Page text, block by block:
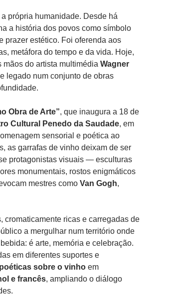
própria humanidade. Desde há
a história dos povos como símbolo
prazer estético. Foi oferenda aos
metáfora do tempo e da vida. Hoje,
mãos do artista multimédia Wagner
legado num conjunto de obras
Obra de Arte”, que inaugura a 18 de
Cultural Penedo da Saudade, em
sensorial e poética ao
as garrafas de vinho deixam de ser
protagonistas visuais — esculturas
monumentais, rostos enigmáticos
mestres como Van Gogh,
cromaticamente ricas e carregadas de
a mergulhar num território onde
é arte, memória e celebração.
em diferentes suportes e
sobre o vinho em
e francês, ampliando o diálogo